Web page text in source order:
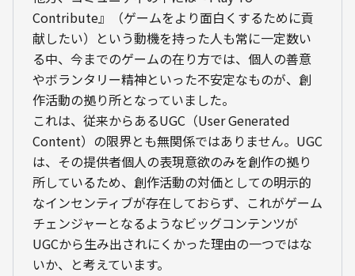
Contribute』（ゲームをより面白くするために貢
献したい）という動機を持った人も常に一定数い
る中、今までのゲームの在り方では、個人の善意
やボランタリー精神といった不安定なものが、創
作活動の拠り所となっていました。
これは、従来からあるUGC（User Generated
Content）の限界とも無関係ではありません。UGC
は、その提供者個人の表現意欲のみを創作の拠り
所しているため、創作活動の対価としての明示的
なインセンティブが存在しておらず、これがゲーム
チェンジャーとなるようなビッグコンテンツが
UGCから生み出されにくかった理由の一つではな
いか、と考えています。